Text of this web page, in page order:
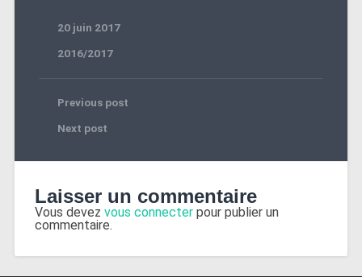
20 juin 2017
2016/2017
Previous post
Next post
Laisser un commentaire
Vous devez vous connecterpour publier un
commentaire.